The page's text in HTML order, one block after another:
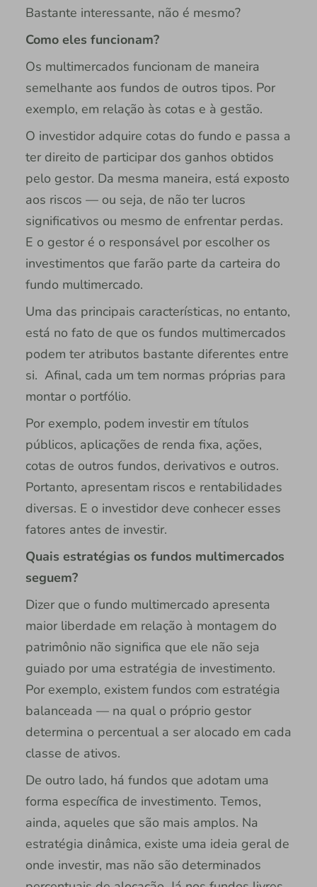
Bastante interessante, não é mesmo?
Como eles funcionam?
Os multimercados funcionam de maneira
semelhante aos fundos de outros tipos. Por
exemplo, em relação às cotas e à gestão.
O investidor adquire cotas do fundo e passa a
ter direito de participar dos ganhos obtidos
pelo gestor. Da mesma maneira, está exposto
aos riscos — ou seja, de não ter lucros
significativos ou mesmo de enfrentar perdas.
E o gestor é o responsável por escolher os
investimentos que farão parte da carteira do
fundo multimercado.
Uma das principais características, no entanto,
está no fato de que os fundos multimercados
podem ter atributos bastante diferentes entre
si. Afinal, cada um tem normas próprias para
montar o portfólio.
Por exemplo, podem investir em títulos
públicos, aplicações de renda fixa, ações,
cotas de outros fundos, derivativos e outros.
Portanto, apresentam riscos e rentabilidades
diversas. E o investidor deve conhecer esses
fatores antes de investir.
Quais estratégias os fundos multimercados
seguem?
Dizer que o fundo multimercado apresenta
maior liberdade em relação à montagem do
patrimônio não significa que ele não seja
guiado por uma estratégia de investimento.
Por exemplo, existem fundos com estratégia
balanceada — na qual o próprio gestor
determina o percentual a ser alocado em cada
classe de ativos.
De outro lado, há fundos que adotam uma
forma específica de investimento. Temos,
ainda, aqueles que são mais amplos. Na
estratégia dinâmica, existe uma ideia geral de
onde investir, mas não são determinados